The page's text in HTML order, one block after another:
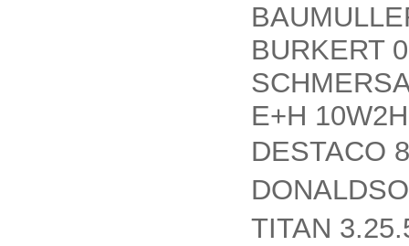
BURKERT
E+H
DESTACO
TITAN